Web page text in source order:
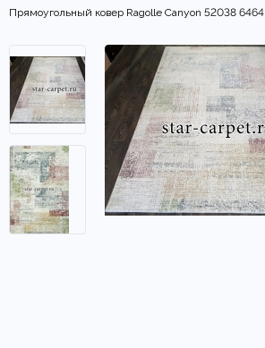
Прямоугольный ковер Ragolle Canyon 52038 6464